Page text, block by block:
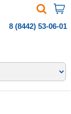
8 (8442) 53-06-01